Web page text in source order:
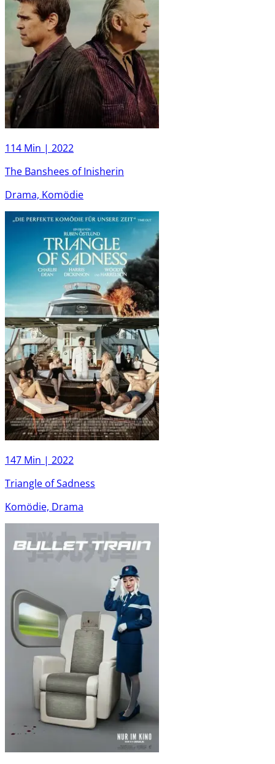
114 Min | 2022
The Banshees of Inisherin
Drama, Komödie
147 Min | 2022
Triangle of Sadness
Komödie, Drama